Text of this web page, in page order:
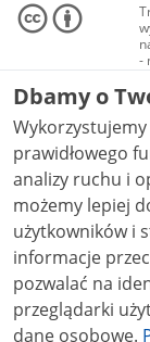
-
Dbamy o
prawidłowego
analizy ruchu i
możemy lepiej
użytkowników i stale
informacje
pozwalać na
przeglądarki
dane osobowe.